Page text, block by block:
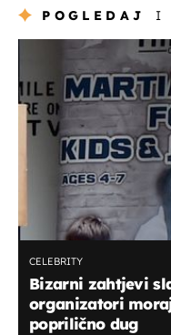
POGLEDAJ I
CELEBRITY
Bizarni zahtjevi
organizatori
poprilično dug